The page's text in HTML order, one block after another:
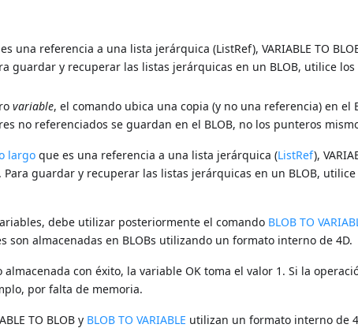
referencia a una lista jerárquica (ListRef), VARIABLE TO
guardar y recuperar las listas jerárquicas en un BLOB, utilice los
variable, el comando ubica una copia (y no una referencia) en el
no referenciados se guardan en el BLOB, no los punteros
largo que es una referencia a una lista jerárquica (ListRef),
Para guardar y recuperar las listas jerárquicas en un BLOB,
debe utilizar posteriormente el comando BLOB TO
son almacenadas en BLOBs utilizando un formato interno de 4D.
con éxito, la variable OK toma el valor 1. Si la
por falta de memoria.
TO BLOB y BLOB TO VARIABLE utilizan un formato interno de